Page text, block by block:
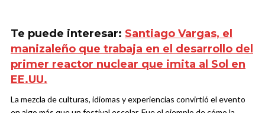
Te puede interesar: Santiago Vargas, el
manizaleño que trabaja en el desarrollo del
primer reactor nuclear que imita al Sol en
EE.UU.
La mezcla de culturas, idiomas y experiencias convirtió el evento